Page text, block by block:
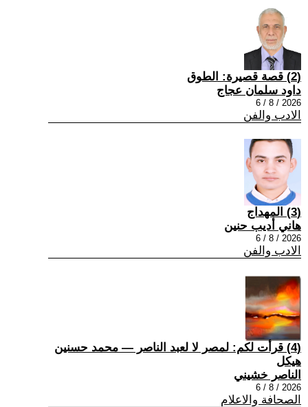
(2) قصة قصيرة: الطوق
داود سلمان عجاج
2026 / 8 / 6
الادب والفن
(3) المهداج
هاني أديب حنين
2026 / 8 / 6
الادب والفن
(4) قرأت لكم: لمصر لا لعبد الناصر — محمد حسنين
هيكل
الناصر خشيني
2026 / 8 / 6
الصحافة والاعلام